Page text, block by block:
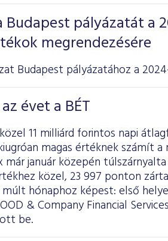
Budapest pályázatát a
megrendezésére
Budapest pályázatához a
évet a BÉT
11 milliárd forintos napi
magas értéknek számít
már január közepén
közel, 23 997 ponton
hónaphoz képest: első
& Company Financial
be.